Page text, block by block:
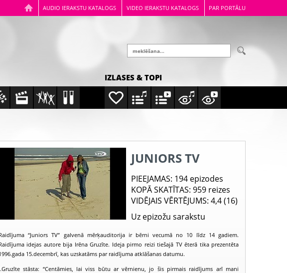
AUDIO IERAKSTU KATALOGS VIDEO IERAKSTU KATALOGS PAR PORTĀLU
IZLASES & TOPI
JUNIORS TV
PIEEJAMAS: 194 epizodes
KOPĀ SKATĪTAS: 959 reizes
VIDĒJAIS VĒRTĒJUMS: 4,4 (16)
Uz epizožu sarakstu
“Juniors TV” galvenā mērķauditorija ir bērni vecumā no 10 līdz 14 gadiem.
idejas autore bija Irēna Gruzīte. Ideja pirmo reizi tiešajā TV ēterā tika prezentēta
15.decembrī, kas uzskatāms par raidījuma atklāšanas datumu.
stāsta: “Centāmies, lai viss būtu ar vērnienu, jo šis pirmais raidījums arī mani